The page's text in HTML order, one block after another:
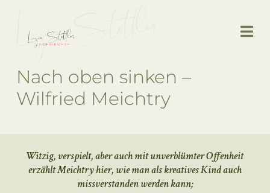
Nach oben sinken –
Wilfried Meichtry
Witzig, verspielt, aber auch mit unverblümter Offenheit
erzählt Meichtry hier, wie man als kreatives Kind auch
missverstanden werden kann;